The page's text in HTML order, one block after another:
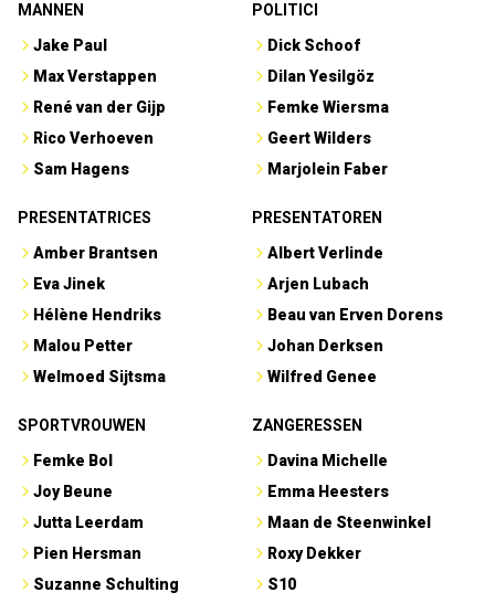
MANNEN
Jake Paul
Max Verstappen
René van der Gijp
Rico Verhoeven
Sam Hagens
POLITICI
Dick Schoof
Dilan Yesilgöz
Femke Wiersma
Geert Wilders
Marjolein Faber
PRESENTATRICES
Amber Brantsen
Eva Jinek
Hélène Hendriks
Malou Petter
Welmoed Sijtsma
PRESENTATOREN
Albert Verlinde
Arjen Lubach
Beau van Erven Dorens
Johan Derksen
Wilfred Genee
SPORTVROUWEN
Femke Bol
Joy Beune
Jutta Leerdam
Pien Hersman
Suzanne Schulting
ZANGERESSEN
Davina Michelle
Emma Heesters
Maan de Steenwinkel
Roxy Dekker
S10